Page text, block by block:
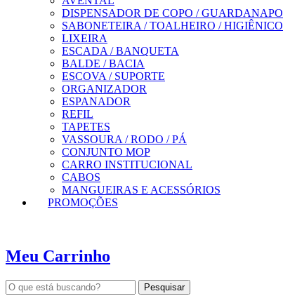
DISPENSADOR DE COPO / GUARDANAPO
SABONETEIRA / TOALHEIRO / HIGIÊNICO
LIXEIRA
ESCADA / BANQUETA
BALDE / BACIA
ESCOVA / SUPORTE
ORGANIZADOR
ESPANADOR
REFIL
TAPETES
VASSOURA / RODO / PÁ
CONJUNTO MOP
CARRO INSTITUCIONAL
CABOS
MANGUEIRAS E ACESSÓRIOS
PROMOÇÕES
Meu Carrinho
Pesquisar